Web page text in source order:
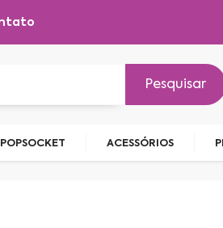
Pesquisar
ACESSÓRIOS